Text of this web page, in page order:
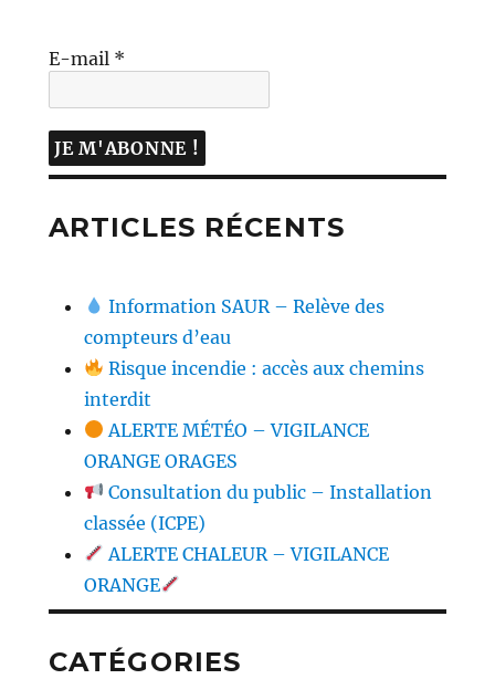
E-mail *
ARTICLES RÉCENTS
Information SAUR – Relève des
compteurs d’eau
Risque incendie : accès aux chemins
interdit
ALERTE MÉTÉO – VIGILANCE
ORANGE ORAGES
Consultation du public – Installation
classée (ICPE)
ALERTE CHALEUR – VIGILANCE
ORANGE
CATÉGORIES